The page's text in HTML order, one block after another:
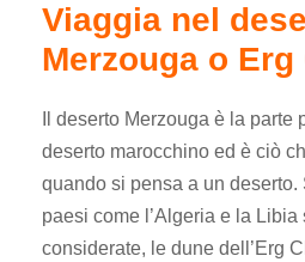
Viaggia nel
Merzouga o Erg
Il deserto Merzouga è la parte
deserto marocchino ed è ciò
quando si pensa a un
paesi come l’Algeria e la Libia
considerate, le dune dell’Erg